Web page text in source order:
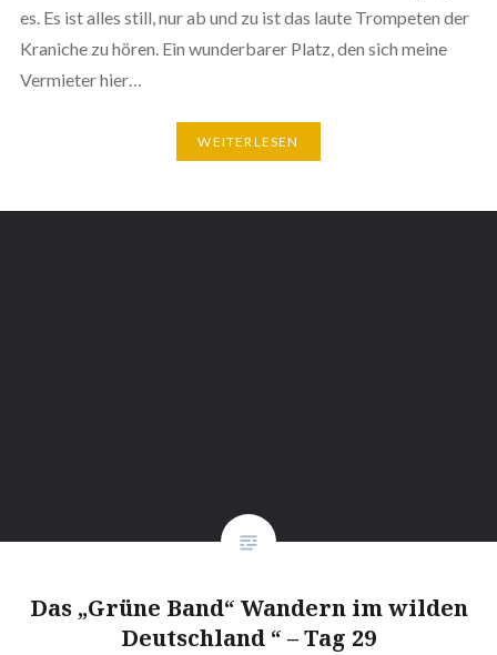
es. Es ist alles still, nur ab und zu ist das laute Trompeten der
Kraniche zu hören. Ein wunderbarer Platz, den sich meine
Vermieter hier…
WEITERLESEN
Das „Grüne Band“ Wandern im wilden
Deutschland “ – Tag 29